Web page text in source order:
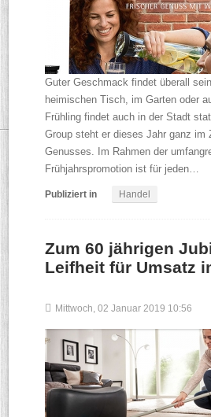
Guter Geschmack findet überall
heimischen Tisch, im Garten oder
Frühling findet auch in der Stadt
Group steht er dieses Jahr ganz im
Genusses. Im Rahmen der
Frühjahrspromotion ist für jeden…
Publiziert in Handel
Zum 60 jährigen
Leifheit für Umsatz
Mittwoch, 02 Januar 2019 10:56